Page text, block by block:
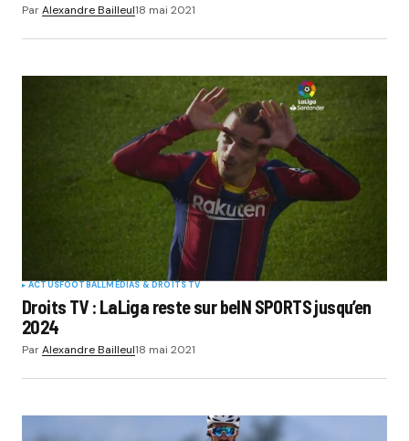
ParAlexandre Bailleul18 mai 2021
ACTUSFOOTBALLMÉDIAS & DROITS TV
Droits TV : LaLiga reste sur beIN SPORTS jusqu’en
2024
ParAlexandre Bailleul18 mai 2021